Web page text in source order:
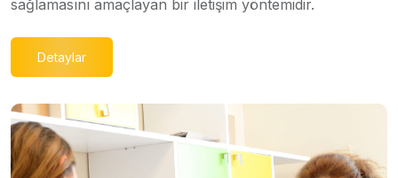
sağlamasını amaçlayan bir iletişim yöntemidir.
Detaylar